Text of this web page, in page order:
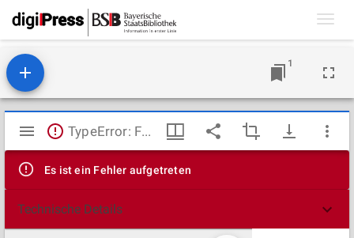
1
Mirador
Viewer
TypeError: Failed to fetch
Es ist ein Fehler aufgetreten
Technische Details